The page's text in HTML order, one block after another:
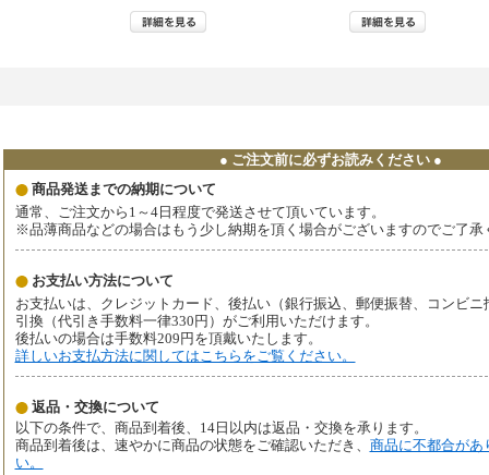
● ご注文前に必ずお読みください ●
商品発送までの納期について
通常、ご注文から1～4日程度で発送させて頂いています。
※品薄商品などの場合はもう少し納期を頂く場合がございますのでご了承
お支払い方法について
お支払いは、クレジットカード、後払い（銀行振込、郵便振替、コンビニ
引換（代引き手数料一律330円）がご利用いただけます。
後払いの場合は手数料209円を頂戴いたします。
詳しいお支払方法に関してはこちらをご覧ください。
返品・交換について
以下の条件で、商品到着後、14日以内は返品・交換を承ります。
商品到着後は、速やかに商品の状態をご確認いただき、 商品に不都合があ
い。